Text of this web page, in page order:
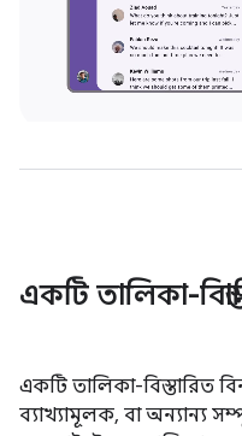
একটি তালিকা-
একটি তালিকা-বিস্তারিত
ব্যাখ্যামূলক, বা অন্যান্য